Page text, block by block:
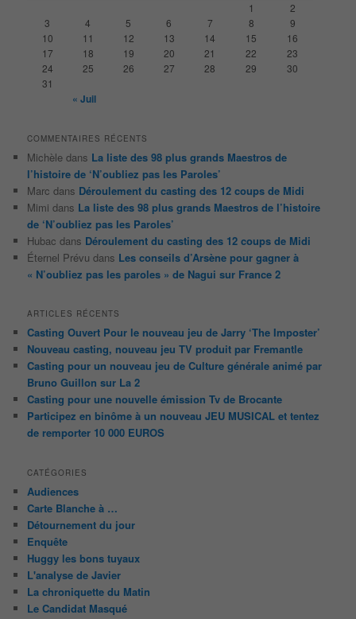
1
2
3
4 5 6 7 8
9
10
11 12 13 14 15
16
17
18 19 20 21 22
23
24
25 26 27 28 29
30
31
« Juil
COMMENTAIRES RÉCENTS
Michèle dans La liste des 98 plus grands Maestros de
l’histoire de ‘N’oubliez pas les Paroles’
Marc dans Déroulement du casting des 12 coups de Midi
Mimi dans La liste des 98 plus grands Maestros de l’histoire
de ‘N’oubliez pas les Paroles’
Hubac dans Déroulement du casting des 12 coups de Midi
Éternel Prévu dans Les conseils d’Arsène pour gagner à
« N’oubliez pas les paroles » de Nagui sur France 2
ARTICLES RÉCENTS
Casting Ouvert Pour le nouveau jeu de Jarry ‘The Imposter’
Nouveau casting, nouveau jeu TV produit par Fremantle
Casting pour un nouveau jeu de Culture générale animé par
Bruno Guillon sur La 2
Casting pour une nouvelle émission Tv de Brocante
Participez en binôme à un nouveau JEU MUSICAL et tentez
de remporter 10 000 EUROS
CATÉGORIES
Audiences
Carte Blanche à …
Détournement du jour
Enquête
Huggy les bons tuyaux
L'analyse de Javier
La chroniquette du Matin
Le Candidat Masqué